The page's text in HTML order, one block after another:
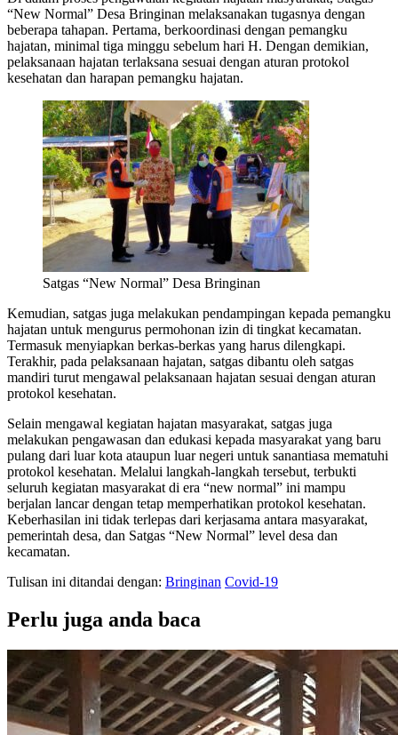
“New Normal” Desa Bringinan melaksanakan tugasnya dengan
beberapa tahapan. Pertama, berkoordinasi dengan pemangku
hajatan, minimal tiga minggu sebelum hari H. Dengan demikian,
pelaksanaan hajatan terlaksana sesuai dengan aturan protokol
kesehatan dan harapan pemangku hajatan.
Satgas “New Normal” Desa Bringinan
Kemudian, satgas juga melakukan pendampingan kepada pemangku
hajatan untuk mengurus permohonan izin di tingkat kecamatan.
Termasuk menyiapkan berkas-berkas yang harus dilengkapi.
Terakhir, pada pelaksanaan hajatan, satgas dibantu oleh satgas
mandiri turut mengawal pelaksanaan hajatan sesuai dengan aturan
protokol kesehatan.
Selain mengawal kegiatan hajatan masyarakat, satgas juga
melakukan pengawasan dan edukasi kepada masyarakat yang baru
pulang dari luar kota ataupun luar negeri untuk sanantiasa mematuhi
protokol kesehatan. Melalui langkah-langkah tersebut, terbukti
seluruh kegiatan masyarakat di era “new normal” ini mampu
berjalan lancar dengan tetap memperhatikan protokol kesehatan.
Keberhasilan ini tidak terlepas dari kerjasama antara masyarakat,
pemerintah desa, dan Satgas “New Normal” level desa dan
kecamatan.
Tulisan ini ditandai dengan: Bringinan Covid-19
Perlu juga anda baca